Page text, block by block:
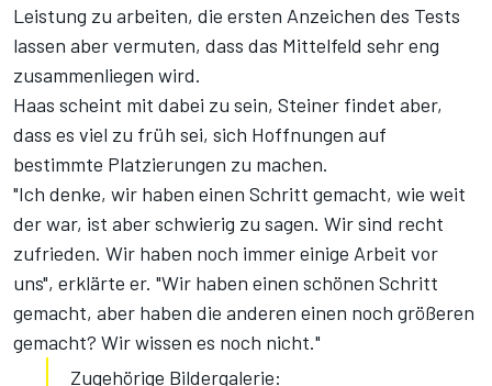
Leistung zu arbeiten, die ersten Anzeichen des Tests
lassen aber vermuten, dass das Mittelfeld sehr eng
zusammenliegen wird.
Haas scheint mit dabei zu sein, Steiner findet aber,
dass es viel zu früh sei, sich Hoffnungen auf
bestimmte Platzierungen zu machen.
"Ich denke, wir haben einen Schritt gemacht, wie weit
der war, ist aber schwierig zu sagen. Wir sind recht
zufrieden. Wir haben noch immer einige Arbeit vor
uns", erklärte er. "Wir haben einen schönen Schritt
gemacht, aber haben die anderen einen noch größeren
gemacht? Wir wissen es noch nicht."
Zugehörige Bildergalerie: